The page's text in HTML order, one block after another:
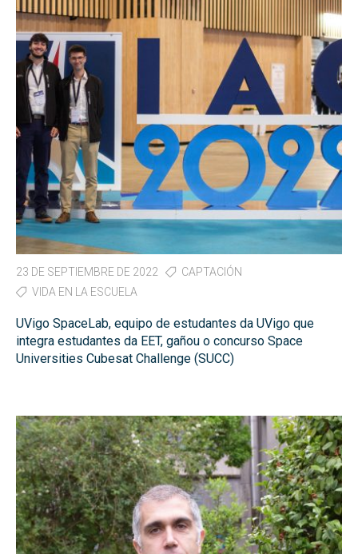
23 DE SEPTIEMBRE DE 2022
CAPTACIÓN
VIDA EN LA ESCUELA
UVigo SpaceLab, equipo de estudantes da UVigo que
integra estudantes da EET, gañou o concurso Space
Universities Cubesat Challenge (SUCC)